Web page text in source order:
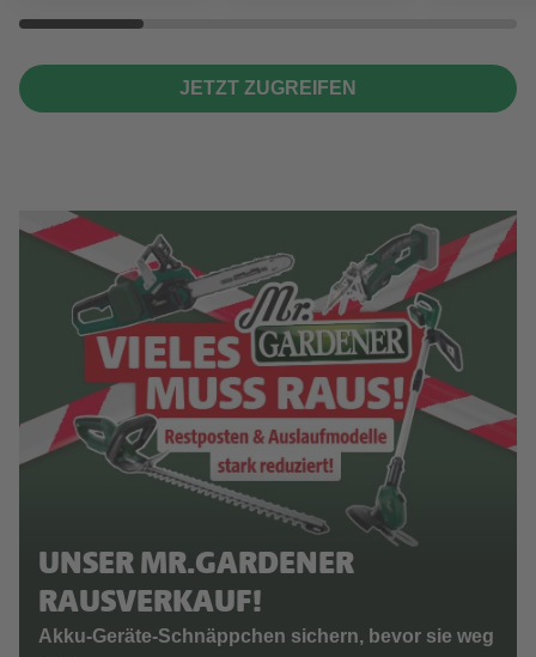
JETZT ZUGREIFEN
UNSER MR.GARDENER
RAUSVERKAUF!
Akku-Geräte-Schnäppchen sichern, bevor sie weg